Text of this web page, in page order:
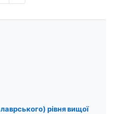
рівня вищої